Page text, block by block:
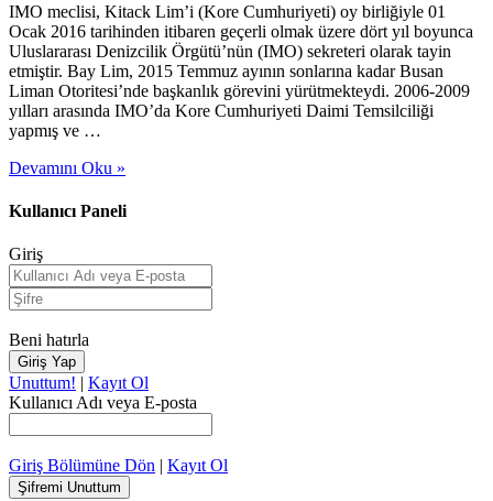
IMO meclisi, Kitack Lim’i (Kore Cumhuriyeti) oy birliğiyle 01
Ocak 2016 tarihinden itibaren geçerli olmak üzere dört yıl boyunca
Uluslararası Denizcilik Örgütü’nün (IMO) sekreteri olarak tayin
etmiştir. Bay Lim, 2015 Temmuz ayının sonlarına kadar Busan
Liman Otoritesi’nde başkanlık görevini yürütmekteydi. 2006-2009
yılları arasında IMO’da Kore Cumhuriyeti Daimi Temsilciliği
yapmış ve …
Devamını Oku »
Kullanıcı Paneli
Giriş
Beni hatırla
Unuttum! | Kayıt Ol
Kullanıcı Adı veya E-posta
Giriş Bölümüne Dön | Kayıt Ol